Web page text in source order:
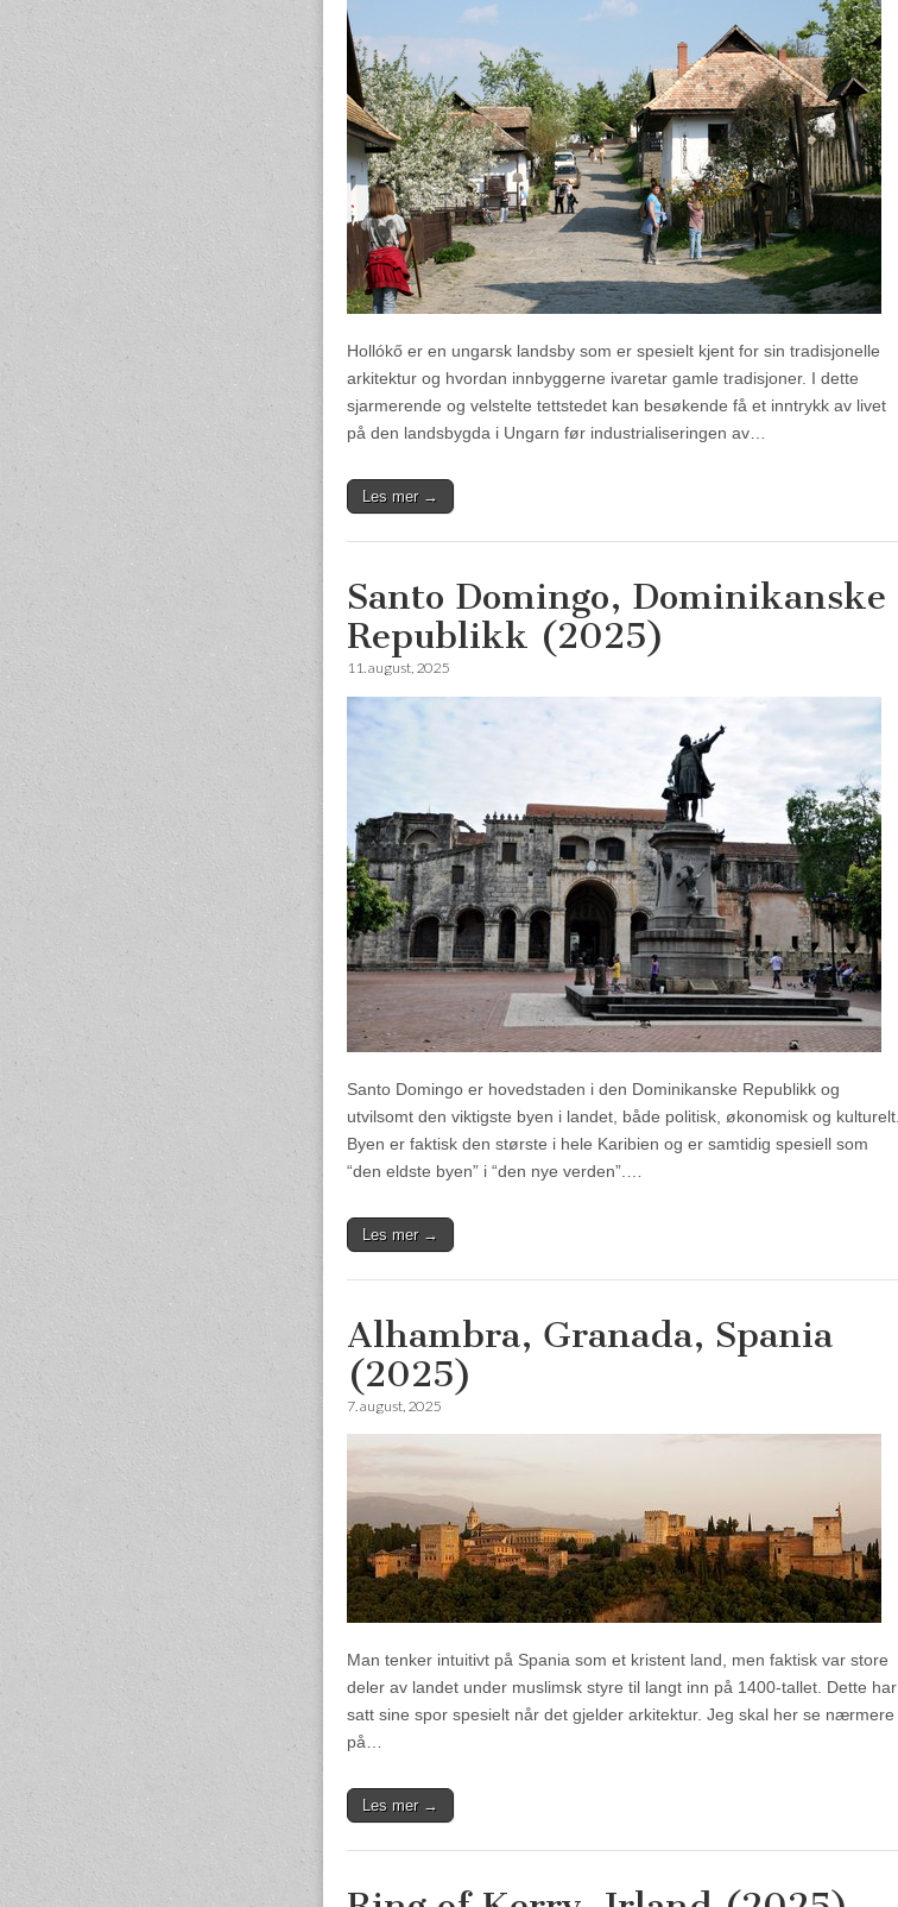
Hollókő er en ungarsk landsby som er spesielt kjent for sin tradisjonelle
arkitektur og hvordan innbyggerne ivaretar gamle tradisjoner. I dette
sjarmerende og velstelte tettstedet kan besøkende få et inntrykk av livet
på den landsbygda i Ungarn før industrialiseringen av…
Les mer →
Santo Domingo, Dominikanske
Republikk (2025)
11. august, 2025
Santo Domingo er hovedstaden i den Dominikanske Republikk og
utvilsomt den viktigste byen i landet, både politisk, økonomisk og kulturelt.
Byen er faktisk den største i hele Karibien og er samtidig spesiell som
“den eldste byen” i “den nye verden”.…
Les mer →
Alhambra, Granada, Spania
(2025)
7. august, 2025
Man tenker intuitivt på Spania som et kristent land, men faktisk var store
deler av landet under muslimsk styre til langt inn på 1400-tallet. Dette har
satt sine spor spesielt når det gjelder arkitektur. Jeg skal her se nærmere
på…
Les mer →